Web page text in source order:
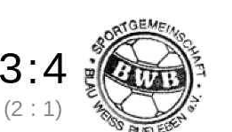
3:4
(2 : 1)